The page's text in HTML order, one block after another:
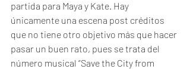
partida para Maya y Kate. Hay
únicamente una escena post créditos
que no tiene otro objetivo más que hacer
pasar un buen rato, pues se trata del
número musical “Save the City from